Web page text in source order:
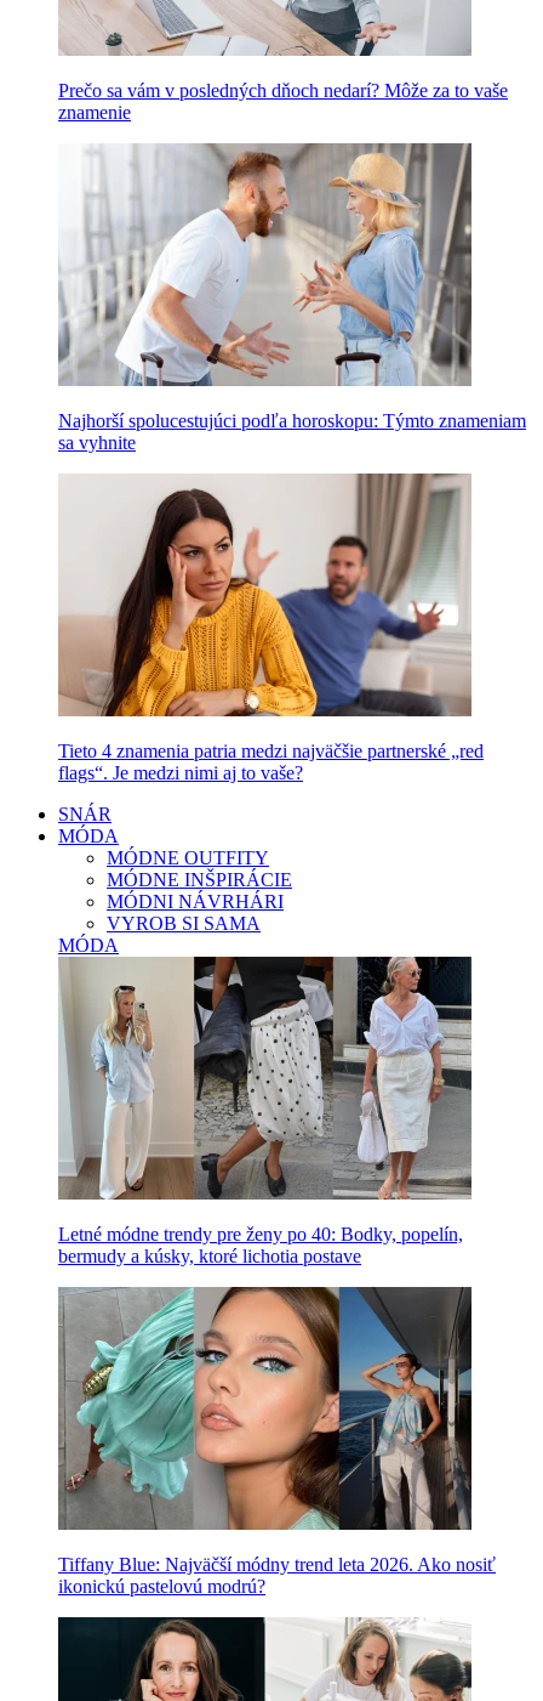
Prečo sa vám v posledných dňoch nedarí? Môže za to vaše
znamenie
Najhorší spolucestujúci podľa horoskopu: Týmto znameniam
sa vyhnite
Tieto 4 znamenia patria medzi najväčšie partnerské „red
flags“. Je medzi nimi aj to vaše?
SNÁR
MÓDA
MÓDNE OUTFITY
MÓDNE INŠPIRÁCIE
MÓDNI NÁVRHÁRI
VYROB SI SAMA
MÓDA
Letné módne trendy pre ženy po 40: Bodky, popelín,
bermudy a kúsky, ktoré lichotia postave
Tiffany Blue: Najväčší módny trend leta 2026. Ako nosiť
ikonickú pastelovú modrú?